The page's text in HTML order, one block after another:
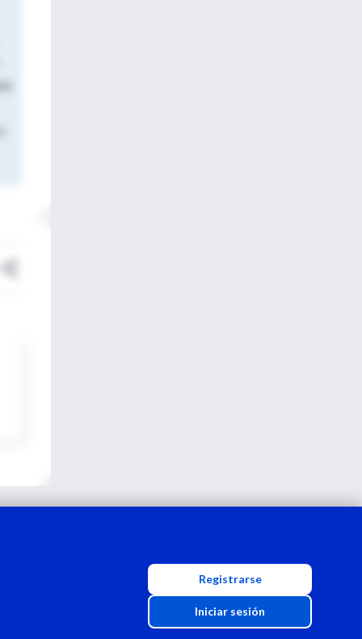
Registrarse
Iniciar sesión